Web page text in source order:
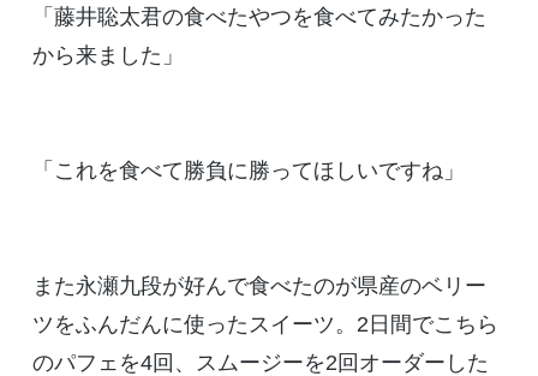
「藤井聡太君の食べたやつを食べてみたかった
から来ました」
「これを食べて勝負に勝ってほしいですね」
また永瀬九段が好んで食べたのが県産のベリー
ツをふんだんに使ったスイーツ。2日間でこちら
のパフェを4回、スムージーを2回オーダーした